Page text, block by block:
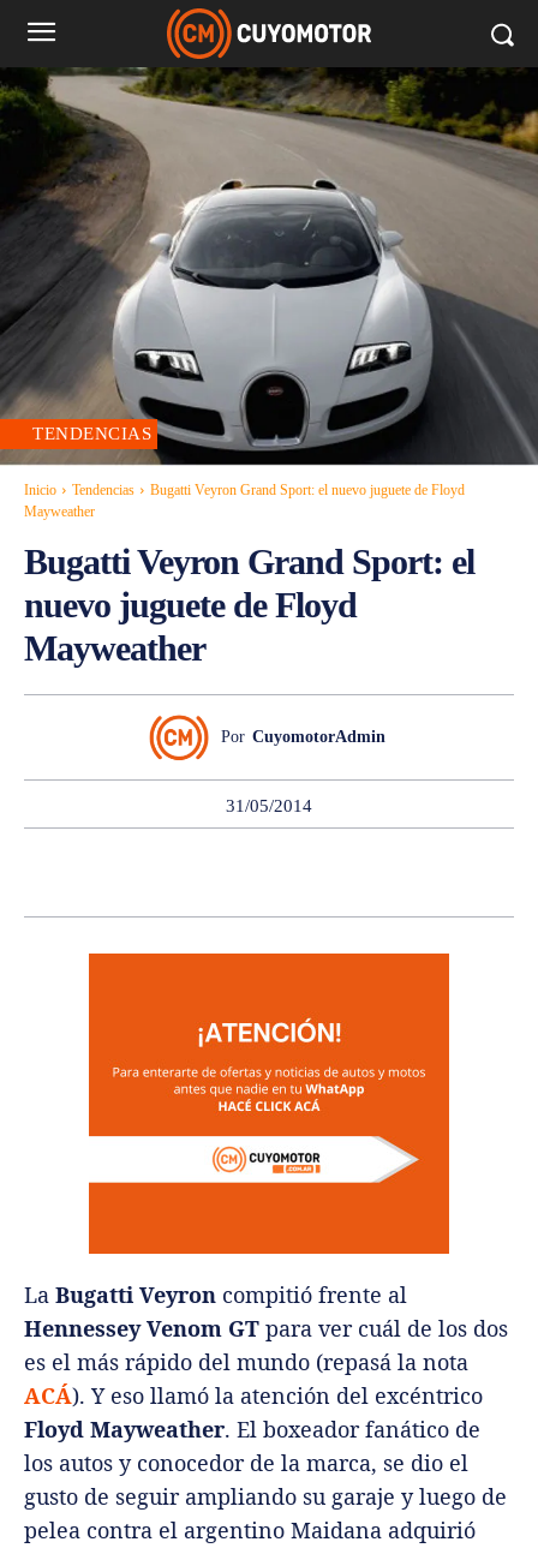
TENDENCIAS
Inicio Tendencias
Bugatti Veyron Grand Sport: el nuevo juguete de Floyd
Mayweather
Bugatti Veyron Grand Sport: el
nuevo juguete de Floyd
Mayweather
Por CuyomotorAdmin
31/05/2014
La Bugatti Veyron compitió frente al
Hennessey Venom GT para ver cuál de los dos
es el más rápido del mundo (repasá la nota
ACÁ). Y eso llamó la atención del excéntrico
Floyd Mayweather. El boxeador fanático de
los autos y conocedor de la marca, se dio el
gusto de seguir ampliando su garaje y luego de
pelea contra el argentino Maidana adquirió